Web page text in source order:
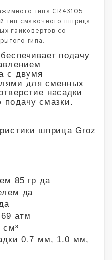
типа GR43105
тип смазочного шприца
гайковертов со
типа.
подачу
с двумя
для сменных
насадки
подачу смазки.
шприца Groz
85 гр да
да
атм
см³
0.7 мм, 1.0 мм,